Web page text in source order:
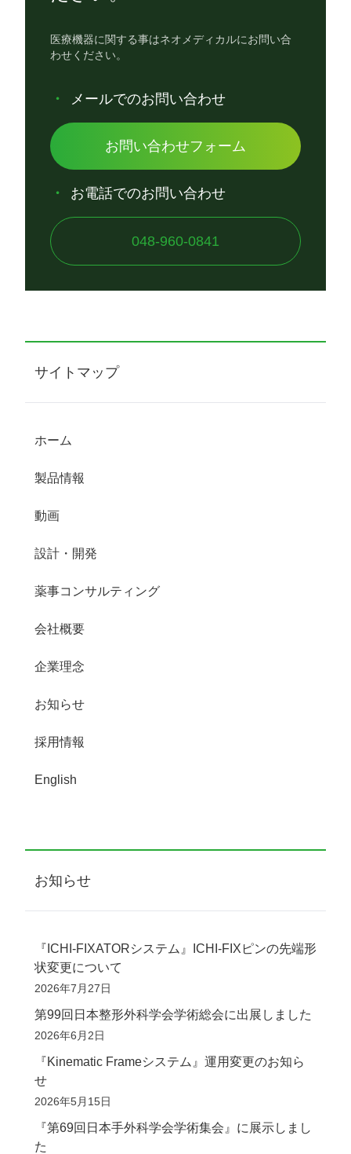
医療機器に関する事はネオメディカルにお問い合
わせください。
メールでのお問い合わせ
お問い合わせフォーム
お電話でのお問い合わせ
048-960-0841
サイトマップ
ホーム
製品情報
動画
設計・開発
薬事コンサルティング
会社概要
企業理念
お知らせ
採用情報
English
お知らせ
『ICHI-FIXATORシステム』ICHI-FIXピンの先端形
状変更について
2026年7月27日
第99回日本整形外科学会学術総会に出展しました
2026年6月2日
『Kinematic Frameシステム』運用変更のお知ら
せ
2026年5月15日
『第69回日本手外科学会学術集会』に展示しまし
た